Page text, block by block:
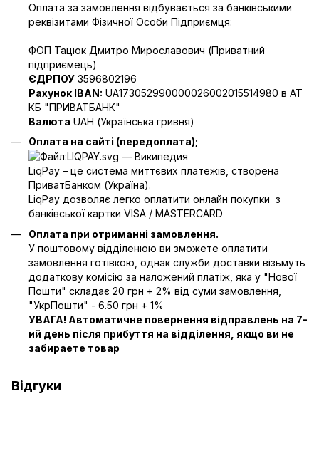
Оплата за замовлення відбувається за банківськими
реквізитами Фізичної Особи Підприємця:
ФОП Тацюк Дмитро Мирославович (Приватний
пiдприємець)
ЄДРПОУ 3596802196
Рахунок IBAN: UA173052990000026002015514980 в АТ
КБ "ПРИВАТБАНК"
Валюта UAH (Українська гривня)
Оплата на сайті (передоплата);
LiqPay – це система миттєвих платежів, створена
ПриватБанком (Україна).
LiqPay дозволяє легко оплатити онлайн покупки з
банківської картки VISA / MASTERCARD
Оплата при отриманні замовлення.
У поштовому відділенюю ви зможете оплатити
замовлення готівкою, однак служби доставки візьмуть
додаткову комісію за наложений платіж, яка у "Нової
Пошти" складає 20 грн + 2% від суми замовлення,
"УкрПошти" - 6.50 грн + 1%
УВАГА! Автоматичне повернення відправлень на 7-
ий день після прибуття на відділення, якщо ви не
забираете товар
Відгуки